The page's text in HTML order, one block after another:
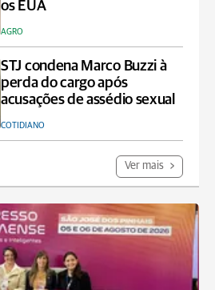
os EUA
AGRO
STJ condena Marco Buzzi à
perda do cargo após
acusações de assédio sexual
COTIDIANO
Ver mais